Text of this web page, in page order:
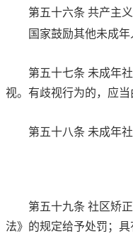
第五十六条 共产主
国家鼓励其他未成
第五十七条 未成年
视。有歧视行为的，应
第五十八条 未成年
第五十九条 社区矫
法》 的规定给予处罚；